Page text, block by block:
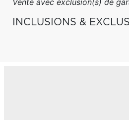
Vente avec exclusion(s) de
INCLUSIONS &